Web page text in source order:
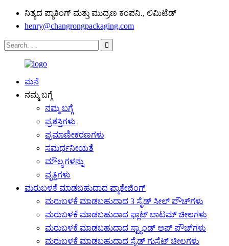
ನಿತ್ಯದ ಪ್ಯಾಕಿಂಗ್ ಮತ್ತು ಮುದ್ರಣ ಕಂಪನಿ., ಲಿಮಿಟೆಡ್
henry@changrongpackaging.com
ಮನೆ
ನಮ್ಮ ಬಗ್ಗೆ
ನಮ್ಮ ಬಗ್ಗೆ
ಪ್ರಶಸ್ತಿಗಳು
ಪ್ರಮಾಣೀಕರಣಗಳು
ಸಮರ್ಥನೀಯತೆ
ಮೌಲ್ಯಗಳನ್ನು
ವೃತ್ತಿಗಳು
ಮರುಬಳಕೆ ಮಾಡಬಹುದಾದ ಪ್ಯಾಕೇಜಿಂಗ್
ಮರುಬಳಕೆ ಮಾಡಬಹುದಾದ 3 ಸೈಡ್ ಸೀಲ್ ಪೌಚ್‌ಗಳು
ಮರುಬಳಕೆ ಮಾಡಬಹುದಾದ ಫ್ಲಾಟ್ ಬಾಟಮ್ ಚೀಲಗಳು
ಮರುಬಳಕೆ ಮಾಡಬಹುದಾದ ಸ್ಟ್ಯಾಂಡ್ ಅಪ್ ಪೌಚ್‌ಗಳು
ಮರುಬಳಕೆ ಮಾಡಬಹುದಾದ ಸೈಡ್ ಗುಸೆಟ್ ಚೀಲಗಳು